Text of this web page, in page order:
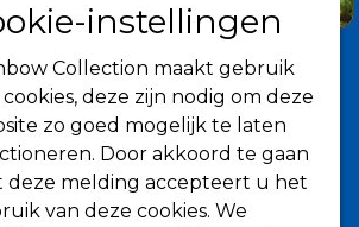
Informatie
instellingen
Collection maakt gebruik
deze zijn nodig om deze
zo goed mogelijk te laten
Door akkoord te gaan
deze melding accepteert u het
van deze cookies. We